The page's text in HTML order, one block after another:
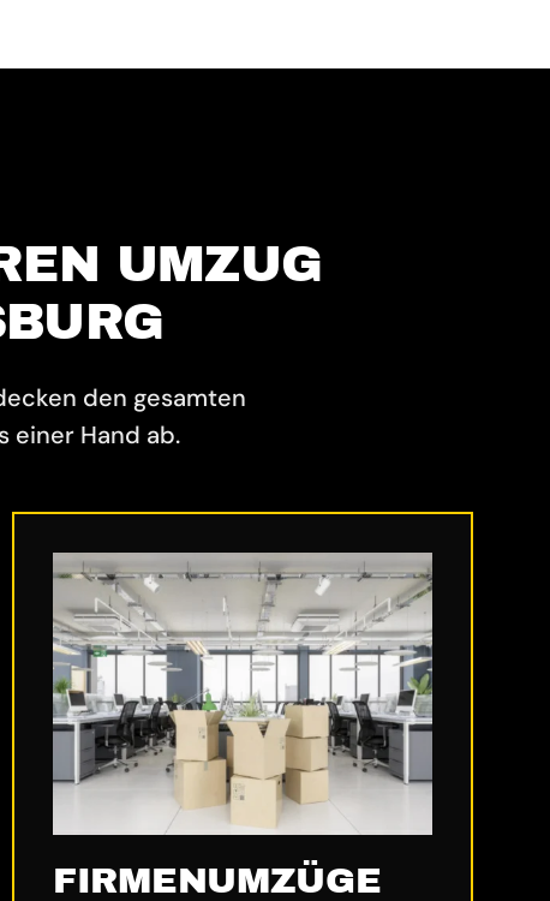
UMZUG
den gesamten
einer Hand ab.
FIRMENUMZÜGE